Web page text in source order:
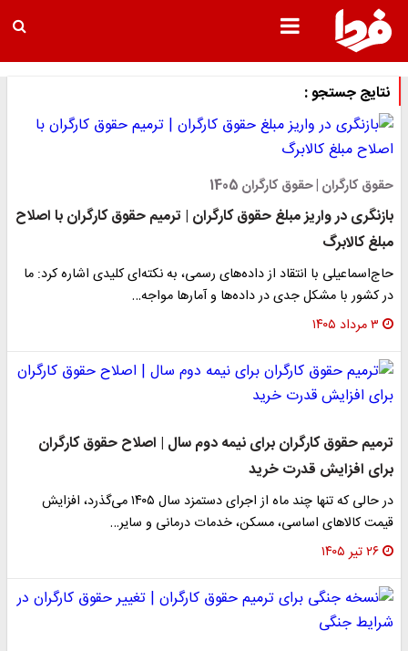
نتایج جستجو :
حقوق کارگران | حقوق کارگران 1405
بازنگری در واریز مبلغ حقوق کارگران | ترمیم حقوق کارگران با اصلاح
مبلغ کالابرگ
حاج‌اسماعیلی با انتقاد از داده‌های رسمی، به نکته‌ای کلیدی اشاره کرد: ما
در کشور با مشکل جدی در داده‌ها و آمارها مواجه…
۳ مرداد ۱۴۰۵
ترمیم حقوق کارگران برای نیمه دوم سال | اصلاح حقوق کارگران
برای افزایش قدرت خرید
در حالی که تنها چند ماه از اجرای دستمزد سال ۱۴۰۵ می‌گذرد، افزایش
قیمت کالاهای اساسی، مسکن، خدمات درمانی و سایر…
۲۶ تیر ۱۴۰۵